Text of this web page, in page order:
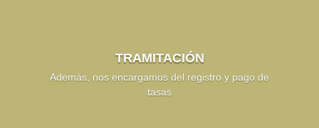
TRAMITACIÓN
Además, nos encargamos del registro y pago de
tasas